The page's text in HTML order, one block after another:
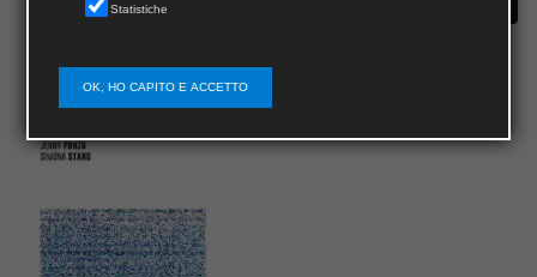
Statistiche
OK, HO CAPITO E ACCETTO